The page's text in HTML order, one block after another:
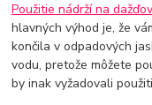
Použitie nádrží na
hlavných výhod je, že
končila v odpadových
vodu, pretože môžete
by inak vyžadovali